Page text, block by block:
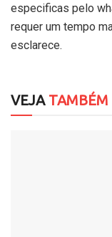
especificas pelo
requer um tempo
esclarece.
VEJATAMBÉM